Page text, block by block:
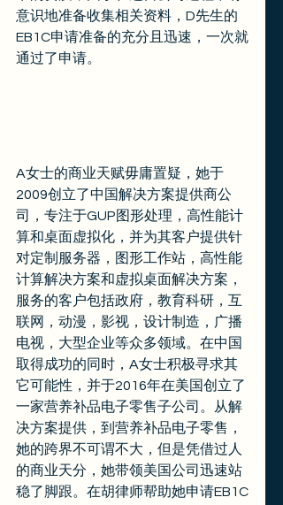
意识地准备收集相关资料，D先生的
EB1C申请准备的充分且迅速，一次就
通过了申请。
A女士的商业天赋毋庸置疑，她于
2009创立了中国解决方案提供商公
司，专注于GUP图形处理，高性能计
算和桌面虚拟化，并为其客户提供针
对定制服务器，图形工作站，高性能
计算解决方案和虚拟桌面解决方案，
服务的客户包括政府，教育科研，互
联网，动漫，影视，设计制造，广播
电视，大型企业等众多领域。在中国
取得成功的同时，A女士积极寻求其
它可能性，并于2016年在美国创立了
一家营养补品电子零售子公司。从解
决方案提供，到营养补品电子零售，
她的跨界不可谓不大，但是凭借过人
的商业天分，她带领美国公司迅速站
稳了脚跟。在胡律师帮助她申请EB1C